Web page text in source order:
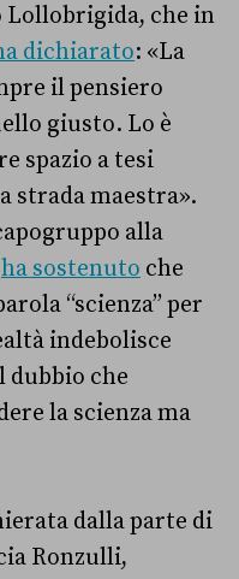
Lollobrigida, che in
dichiarato: «La
il pensiero
giusto. Lo è
spazio a tesi
strada maestra».
alla
ha sostenuto che
“scienza” per
indebolisce
dubbio che
la scienza ma
dalla parte di
Ronzulli,